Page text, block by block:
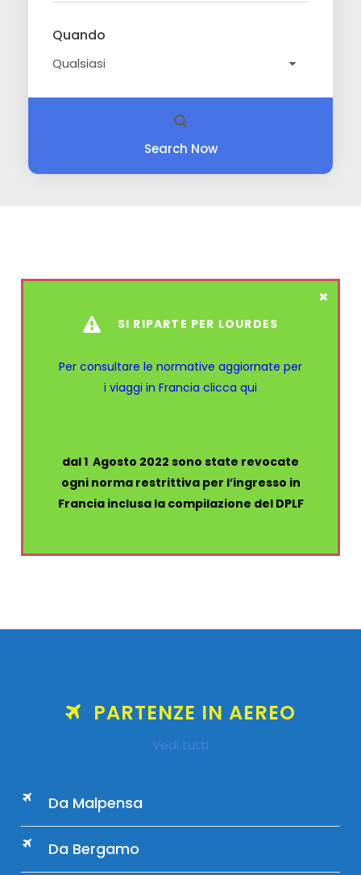
Quando
Search Now
SI RIPARTE PER LOURDES
Per consultare le normative aggiornate per
i viaggi in Francia clicca qui
dal 1 Agosto 2022 sono state revocate
ogni norma restrittiva per l’ingresso in
Francia inclusa la compilazione del DPLF
PARTENZE IN AEREO
Vedi tutti
Da Malpensa
Da Bergamo